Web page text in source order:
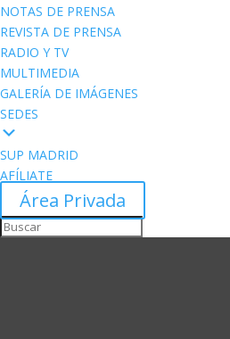
NOTAS DE PRENSA
REVISTA DE PRENSA
RADIO Y TV
MULTIMEDIA
GALERÍA DE IMÁGENES
SEDES
SUP MADRID
AFÍLIATE
Área Privada